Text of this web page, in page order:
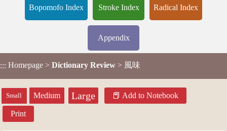
Bopomofo Index Stroke Index Radical Index
Appendix
::: Homepage > Dictionary Review > 風味
Small Medium Large Add to Notebook
Print